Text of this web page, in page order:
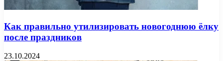
Как правильно утилизировать новогоднюю ёлку
после праздников
23.10.2024